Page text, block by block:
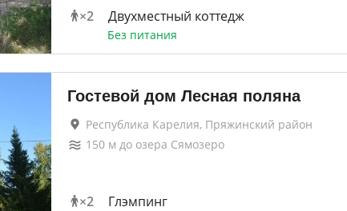
×2 Двухместный коттедж
Без питания
Гостевой дом Лесная поляна
Республика Карелия, Пряжинский район
150м до озера Сямозеро
×2 Глэмпинг